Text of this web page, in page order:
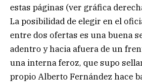
estas páginas (ver gráfica
La posibilidad de elegir en el
entre dos ofertas es una buena
adentro y hacia afuera de un
una interna feroz, que supo
propio Alberto Fernández hace